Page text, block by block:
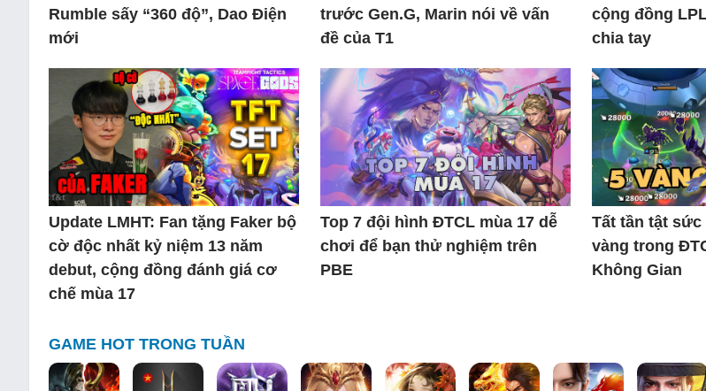
Rumble sấy “360 độ”, Dao Điện
mới
trước Gen.G, Marin nói về vấn
đề của T1
cộng đồng
chia tay
Update LMHT: Fan tặng Faker bộ
cờ độc nhất kỷ niệm 13 năm
debut, cộng đồng đánh giá cơ
chế mùa 17
Top 7 đội hình ĐTCL mùa 17 dễ
chơi để bạn thử nghiệm trên
PBE
Tất tần tật
vàng trong
Không Gian
GAME HOT TRONG TUẦN